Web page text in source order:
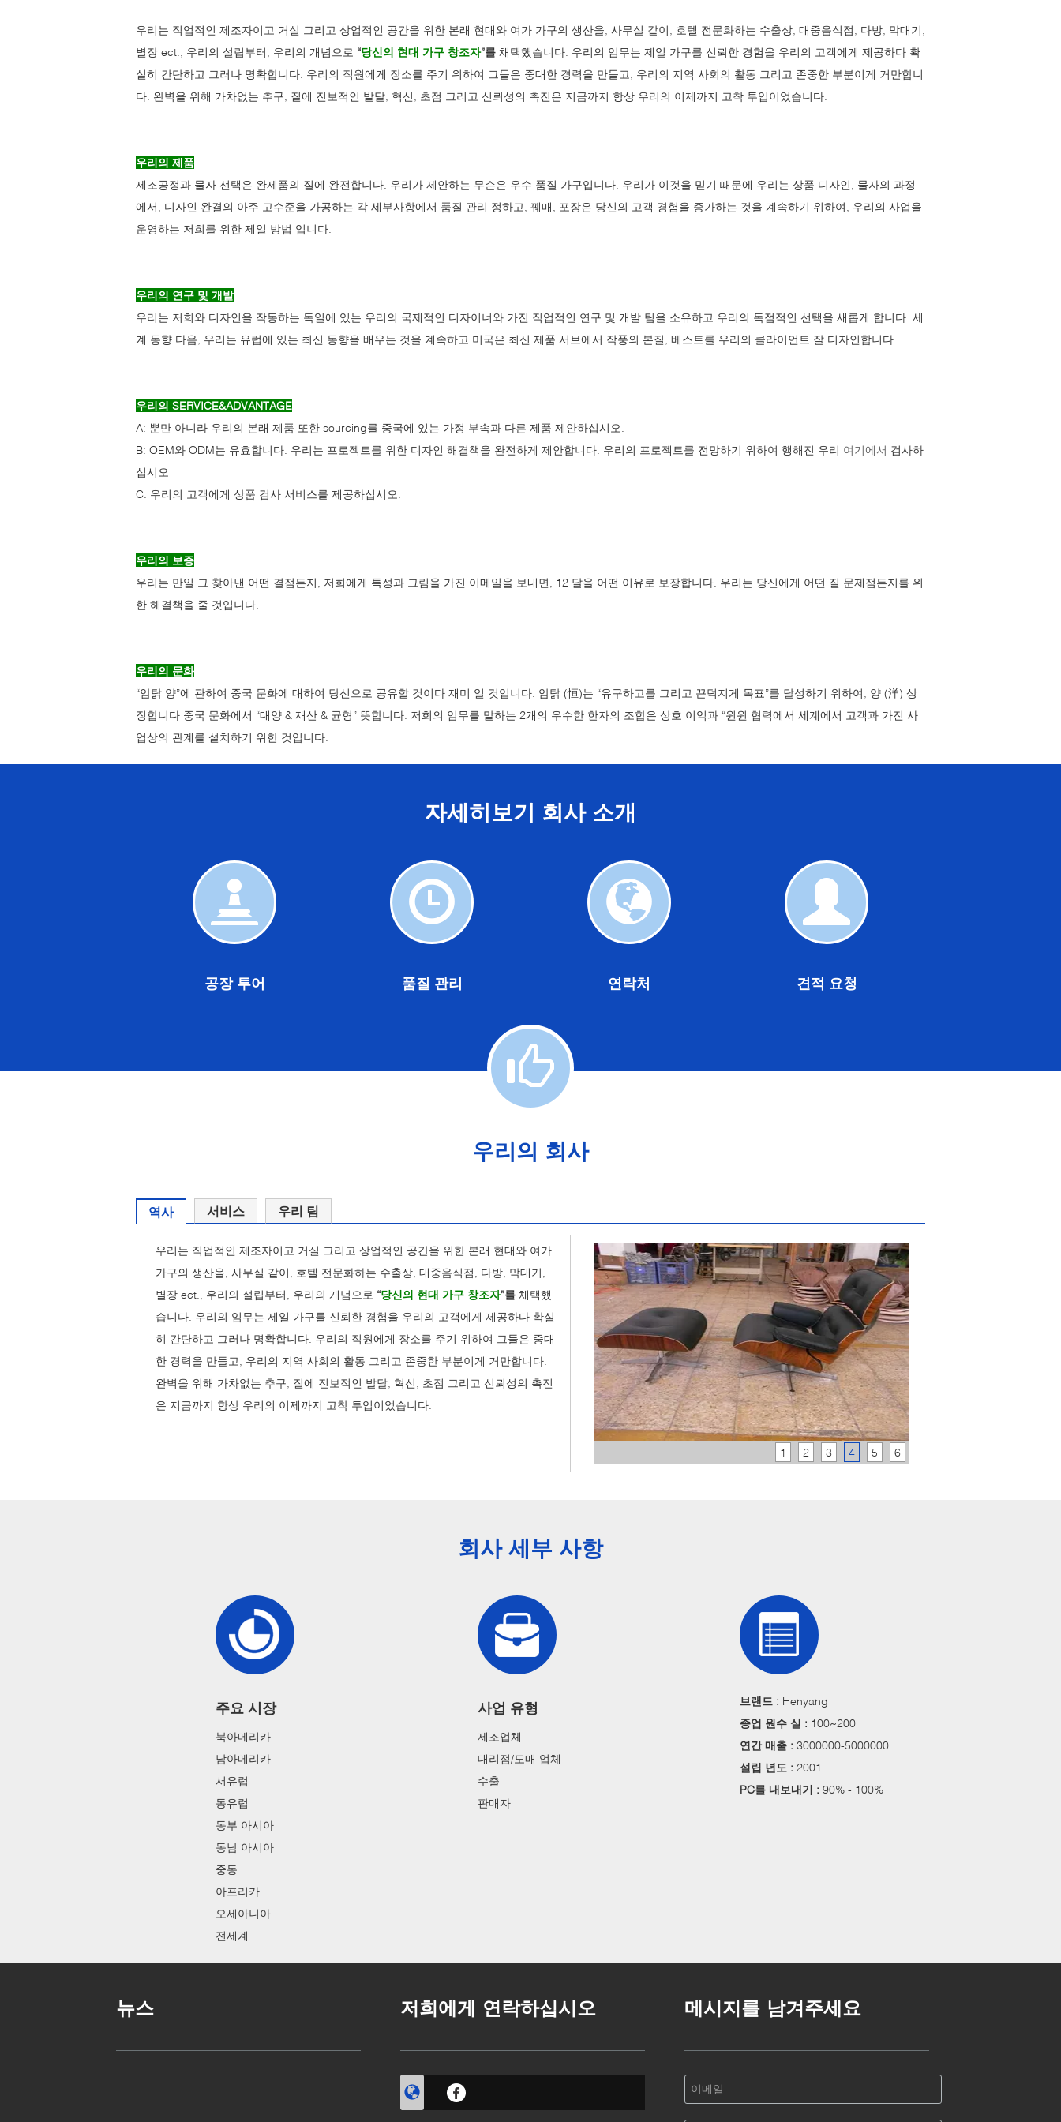
우리는 직업적인 제조자이고 거실 그리고 상업적인 공간을 위한 본래 현대와 여가 가구의 생산을, 사무실 같이, 호텔 전문화하는 수출상, 대중음식점, 다방, 막대기,
별장 ect., 우리의 설립부터, 우리의 개념으로 “당신의 현대 가구 창조자”를 채택했습니다. 우리의 임무는 제일 가구를 신뢰한 경험을 우리의 고객에게 제공하다 확
실히 간단하고 그러나 명확합니다. 우리의 직원에게 장소를 주기 위하여 그들은 중대한 경력을 만들고, 우리의 지역 사회의 활동 그리고 존중한 부분이게 거만합니
다. 완벽을 위해 가차없는 추구, 질에 진보적인 발달, 혁신, 초점 그리고 신뢰성의 촉진은 지금까지 항상 우리의 이제까지 고착 투입이었습니다.
우리의 제품
제조공정과 물자 선택은 완제품의 질에 완전합니다. 우리가 제안하는 무슨은 우수 품질 가구입니다. 우리가 이것을 믿기 때문에 우리는 상품 디자인, 물자의 과정
에서, 디자인 완결의 아주 고수준을 가공하는 각 세부사항에서 품질 관리 정하고, 꿰매, 포장은 당신의 고객 경험을 증가하는 것을 계속하기 위하여, 우리의 사업을
운영하는 저희를 위한 제일 방법 입니다.
우리의 연구 및 개발
우리는 저희와 디자인을 작동하는 독일에 있는 우리의 국제적인 디자이너와 가진 직업적인 연구 및 개발 팀을 소유하고 우리의 독점적인 선택을 새롭게 합니다. 세
계 동향 다음, 우리는 유럽에 있는 최신 동향을 배우는 것을 계속하고 미국은 최신 제품 서브에서 작풍의 본질, 베스트를 우리의 클라이언트 잘 디자인합니다.
우리의 SERVICE&ADVANTAGE
A: 뿐만 아니라 우리의 본래 제품 또한 sourcing를 중국에 있는 가정 부속과 다른 제품 제안하십시오.
B: OEM와 ODM는 유효합니다. 우리는 프로젝트를 위한 디자인 해결책을 완전하게 제안합니다. 우리의 프로젝트를 전망하기 위하여 행해진 우리 여기에서 검사하
십시오
C: 우리의 고객에게 상품 검사 서비스를 제공하십시오.
우리의 보증
우리는 만일 그 찾아낸 어떤 결점든지, 저희에게 특성과 그림을 가진 이메일을 보내면, 12 달을 어떤 이유로 보장합니다. 우리는 당신에게 어떤 질 문제점든지를 위
한 해결책을 줄 것입니다.
우리의 문화
“암탉 양”에 관하여 중국 문화에 대하여 당신으로 공유할 것이다 재미 일 것입니다. 암탉 (恒)는 “유구하고를 그리고 끈덕지게 목표”를 달성하기 위하여, 양 (洋) 상
징합니다 중국 문화에서 “대양 & 재산 & 균형” 뜻합니다. 저희의 임무를 말하는 2개의 우수한 한자의 조합은 상호 이익과 “윈윈 협력에서 세계에서 고객과 가진 사
업상의 관계를 설치하기 위한 것입니다.
자세히보기 회사 소개
공장 투어 품질 관리 연락처 견적 요청
우리의 회사
역사 서비스 우리 팀
우리는 직업적인 제조자이고 거실 그리고 상업적인 공간을 위한 본래 현대와 여가
가구의 생산을, 사무실 같이, 호텔 전문화하는 수출상, 대중음식점, 다방, 막대기,
별장 ect., 우리의 설립부터, 우리의 개념으로 “당신의 현대 가구 창조자”를 채택했
습니다. 우리의 임무는 제일 가구를 신뢰한 경험을 우리의 고객에게 제공하다 확실
히 간단하고 그러나 명확합니다. 우리의 직원에게 장소를 주기 위하여 그들은 중대
한 경력을 만들고, 우리의 지역 사회의 활동 그리고 존중한 부분이게 거만합니다.
완벽을 위해 가차없는 추구, 질에 진보적인 발달, 혁신, 초점 그리고 신뢰성의 촉진
은 지금까지 항상 우리의 이제까지 고착 투입이었습니다.
1 2 3 4 5 6
회사 세부 사항
주요 시장
북아메리카
남아메리카
서유럽
동유럽
동부 아시아
동남 아시아
중동
아프리카
오세아니아
전세계
사업 유형
제조업체
대리점/도매 업체
수출
판매자
브랜드 : Henyang
종업 원수 실 : 100~200
연간 매출 : 3000000-5000000
설립 년도 : 2001
PC를 내보내기 : 90% - 100%
뉴스 저희에게 연락하십시오 메시지를 남겨주세요